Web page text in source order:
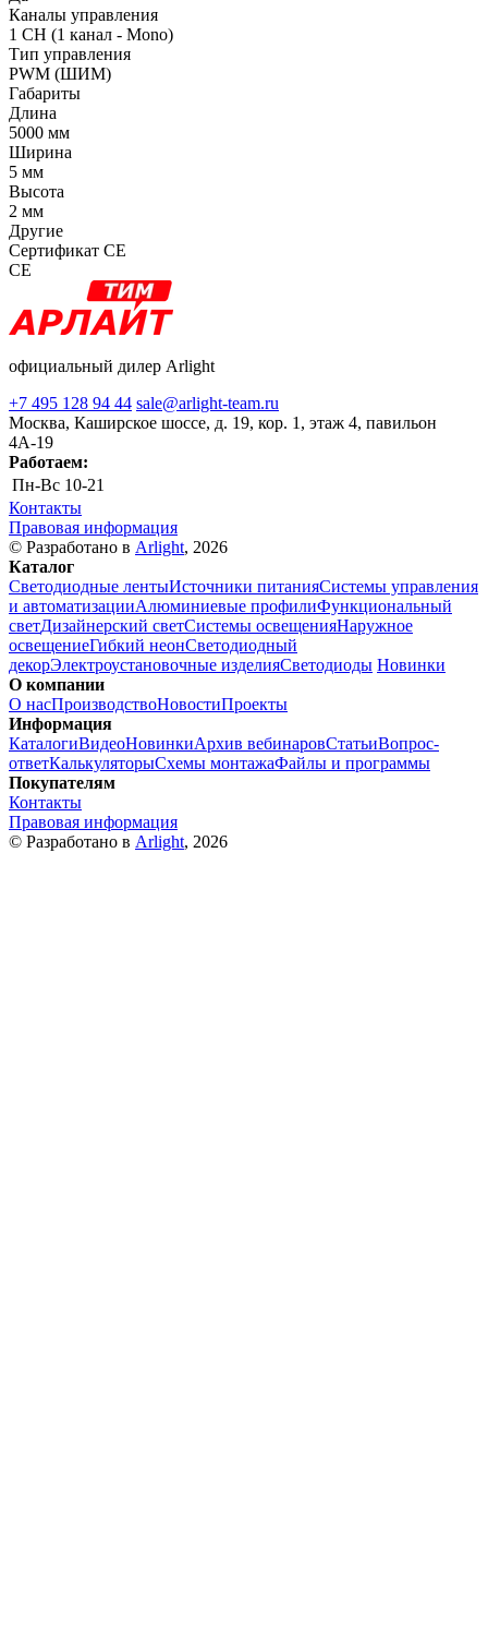
Каналы управления
1 CH (1 канал - Mono)
Тип управления
PWM (ШИМ)
Габариты
Длина
5000 мм
Ширина
5 мм
Высота
2 мм
Другие
Сертификат CE
CE
официальный дилер Arlight
+7 495 128 94 44 sale@arlight-team.ru
Москва, Каширское шоссе, д. 19, кор. 1, этаж 4, павильон
4А-19
Работаем:
Пн-Вс 10-21
Контакты
Правовая информация
© Разработано в Arlight, 2026
Каталог
Светодиодные лентыИсточники питанияСистемы управления
и автоматизацииАлюминиевые профилиФункциональный
светДизайнерский светСистемы освещенияНаружное
освещениеГибкий неонСветодиодный
декорЭлектроустановочные изделияСветодиоды Новинки
О компании
О насПроизводствоНовостиПроекты
Информация
КаталогиВидеоНовинкиАрхив вебинаровСтатьиВопрос-
ответКалькуляторыСхемы монтажаФайлы и программы
Покупателям
Контакты
Правовая информация
© Разработано в Arlight, 2026